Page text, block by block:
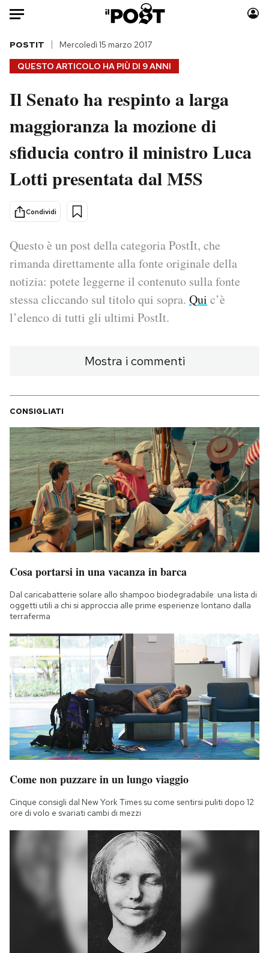
Auto
HOME
Italia
Politica
Tecnologia
Scienza
Cultura
Economia
Sport
Moda
Consumismi
Storie/Idee
Media
Mondiali calcio 2026
PODCAST
SHOP
CALENDARIO
AREA PERSONALE
Area Personale
Newsletter
Notifiche mobile
Hai bisogno di aiuto?
Esci
QUESTO ARTICOLO HA PIÙ DI 9 ANNI
POSTIT Mercoledì 15 marzo 2017
Il Senato ha respinto a larga
maggioranza la mozione di
sfiducia contro il ministro Luca
Lotti presentata dal M5S
Condividi
Questo è un post della categoria PostIt, che
rimanda direttamente alla fonte originale della
notizia: potete leggerne il contenuto sulla fonte
stessa cliccando sul titolo qui sopra. Qui c’è
l’elenco di tutti gli ultimi PostIt.
Mostra i commenti
CONSIGLIATI
Cosa portarsi in una vacanza in barca
Dal caricabatterie solare allo shampoo biodegradabile: una lista di
oggetti utili a chi si approccia alle prime esperienze lontano dalla
terraferma
Come non puzzare in un lungo viaggio
Cinque consigli dal New York Times su come sentirsi puliti dopo 12
ore di volo e svariati cambi di mezzi